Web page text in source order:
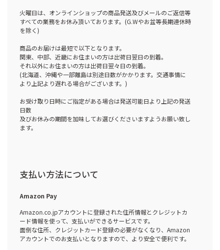
火曜日は、オンラインショップの商品発送及びメールのご返信等
すべての業務をお休み頂いております。(G.Wやお盆等長期連休時
を除く)
商品のお届けは最短で以下となります。
関東、中部、近畿にお住まいの方は出荷日翌日の到着。
それ以外にお住まいの方は出荷日翌々日の到着。
(北海道、沖縄や一部離島は別途日数がかかります。交通事情に
より上記より遅れる場合がございます。)
お受け取り日時にご指定がある場合は発送可能日より上記の発送
日数
及びお休みの期間を加味してお選びくださいますようお願い致し
ます。
支払い方法について
Amazon Pay
Amazon.co.jpアカウントに登録された住所情報とクレジットカ
ード情報を使って、支払いができるサービスです。
面倒な住所、クレジットカード登録の必要がなくなり、Amazon
アカウントでのお支払いとなりますので、より安全で便利です。